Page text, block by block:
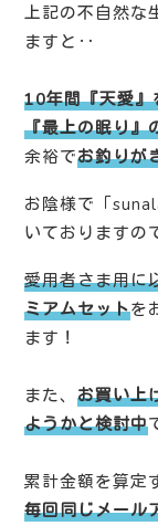
上記の不自然な
ますと‥
10年間『天愛』
『最上の眠り』
余裕でお釣りが
お陰様で「
いておりますの
愛用者さま用に
ミアムセットを
ます！
また、お買い上
ようかと検討中
累計金額を算定
毎回同じメール